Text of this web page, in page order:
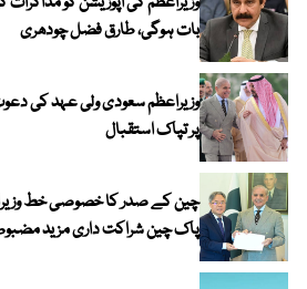
بات ہوگی، طارق فضل چودھری
وزیراعظم سعودی ولی عہد کی
پر تپاک استقبال
چین کے صدر کا خصوصی خط
پاک چین شراکت داری مزید